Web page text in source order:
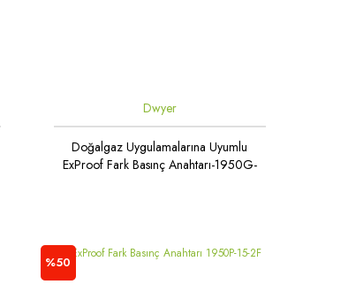
Dwyer
Doğalgaz Uygulamalarına Uyumlu
ExProof Fark Basınç Anahtarı-1950G-
%50